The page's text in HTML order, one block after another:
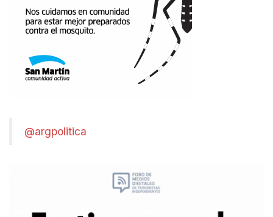
@argpolitica